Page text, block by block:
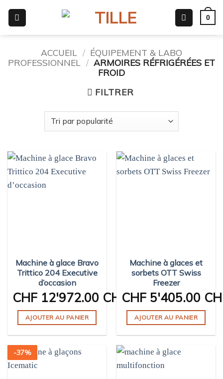
contenu
0
ACCUEIL / ÉQUIPEMENT & LABO
PROFESSIONNEL
/ ARMOIRES RÉFRIGÉRÉES ET
FROID
FILTRER
Machine à glace Bravo
Trittico 204 Executive
d’occasion
CHF12'972.00 CHF
AJOUTER AU PANIER
Machine à glaces et
sorbets OTT Swiss
Freezer
CHF5'405.00
AJOUTER AU PANIER
-37%